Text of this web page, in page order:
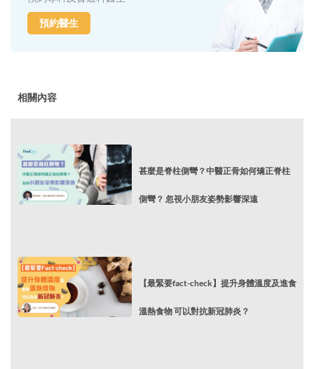
預約醫生
相關內容
甚麼是脊柱側彎？中醫正骨如何矯正脊柱
側彎？ 忽視小朋友姿勢影響深遠
【最緊要fact-check】提升身體溫度及進食
溫熱食物 可以對抗新冠肺炎？